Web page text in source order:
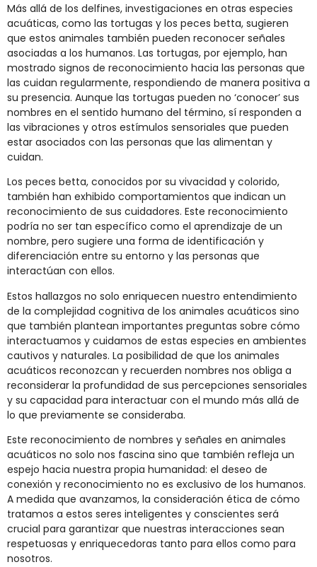
Más allá de los delfines, investigaciones en otras especies
acuáticas, como las tortugas y los peces betta, sugieren
que estos animales también pueden reconocer señales
asociadas a los humanos. Las tortugas, por ejemplo, han
mostrado signos de reconocimiento hacia las personas que
las cuidan regularmente, respondiendo de manera positiva a
su presencia​​. Aunque las tortugas pueden no ‘conocer’ sus
nombres en el sentido humano del término, sí responden a
las vibraciones y otros estímulos sensoriales que pueden
estar asociados con las personas que las alimentan y
cuidan.
Los peces betta, conocidos por su vivacidad y colorido,
también han exhibido comportamientos que indican un
reconocimiento de sus cuidadores. Este reconocimiento
podría no ser tan específico como el aprendizaje de un
nombre, pero sugiere una forma de identificación y
diferenciación entre su entorno y las personas que
interactúan con ellos​.
Estos hallazgos no solo enriquecen nuestro entendimiento
de la complejidad cognitiva de los animales acuáticos sino
que también plantean importantes preguntas sobre cómo
interactuamos y cuidamos de estas especies en ambientes
cautivos y naturales. La posibilidad de que los animales
acuáticos reconozcan y recuerden nombres nos obliga a
reconsiderar la profundidad de sus percepciones sensoriales
y su capacidad para interactuar con el mundo más allá de
lo que previamente se consideraba.
Este reconocimiento de nombres y señales en animales
acuáticos no solo nos fascina sino que también refleja un
espejo hacia nuestra propia humanidad: el deseo de
conexión y reconocimiento no es exclusivo de los humanos.
A medida que avanzamos, la consideración ética de cómo
tratamos a estos seres inteligentes y conscientes será
crucial para garantizar que nuestras interacciones sean
respetuosas y enriquecedoras tanto para ellos como para
nosotros.